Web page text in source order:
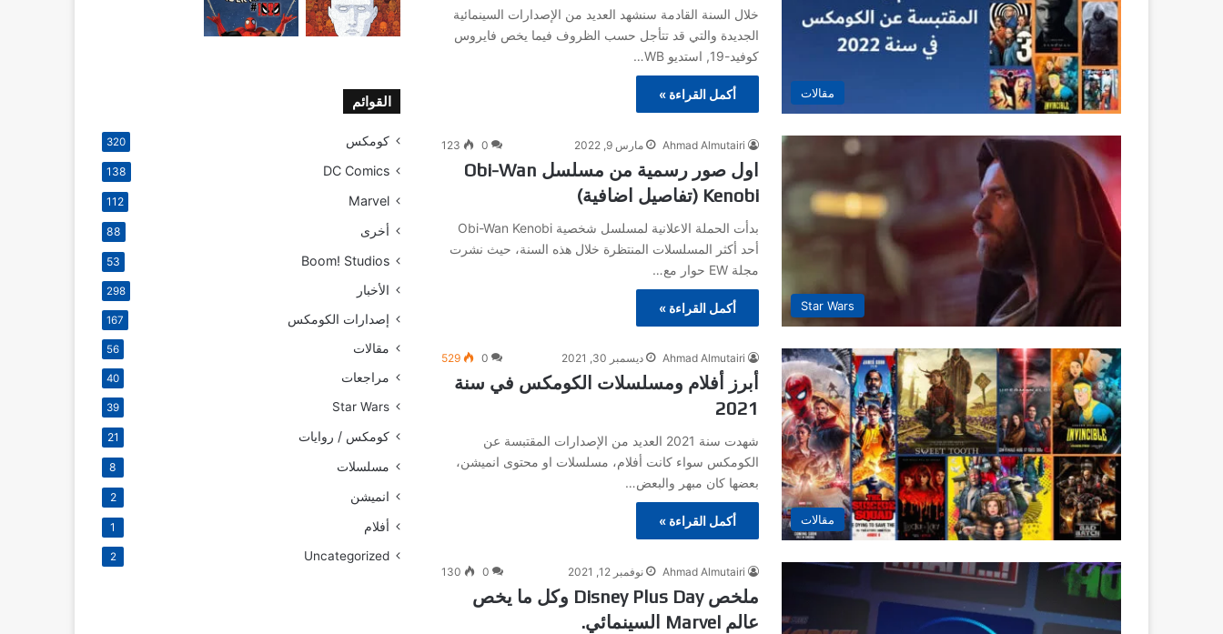
مقالات
خلال السنة القادمة سنشهد العديد من الإصدارات السينمائية
الجديدة والتي قد تتأجل حسب الظروف فيما يخص فايروس
كوفيد-19, استديو WB…
أكمل القراءة »
Star Wars
Ahmad Almutairi مارس 9, 2022 0
123
اول صور رسمية من مسلسل Obi-Wan
Kenobi (تفاصيل اضافية)
بدأت الحملة الاعلانية لمسلسل شخصية Obi-Wan Kenobi
أحد أكثر المسلسلات المنتظرة خلال هذه السنة، حيث نشرت
مجلة EW حوار مع…
أكمل القراءة »
مقالات
Ahmad Almutairi ديسمبر 30, 2021 0
529
أبرز أفلام ومسلسلات الكومكس في سنة
2021
شهدت سنة 2021 العديد من الإصدارات المقتبسة عن
الكومكس سواء كانت أفلام، مسلسلات او محتوى انميشن،
بعضها كان مبهر والبعض…
أكمل القراءة »
Ahmad Almutairi نوفمبر 12, 2021 0
130
ملخص Disney Plus Day وكل ما يخص
عالم Marvel السينمائي.
القوائم
كومكس 320
DC Comics
138
Marvel
112
أخرى 88
Boom! Studios
53
الأخبار 298
إصدارات الكومكس 167
مقالات 56
مراجعات 40
Star Wars
39
كومكس / روايات 21
مسلسلات 8
انميشن 2
أفلام 1
Uncategorized
2